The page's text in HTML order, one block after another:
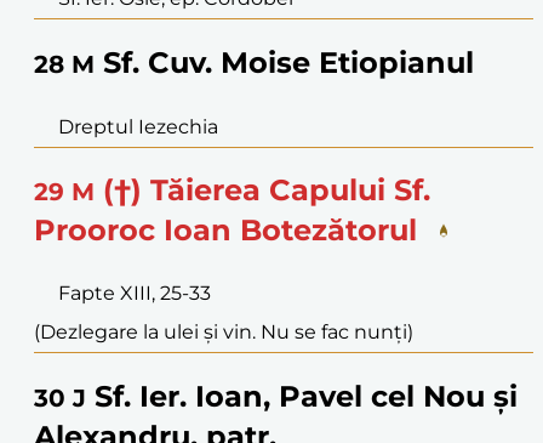
28 M Sf. Cuv. Moise Etiopianul
Dreptul Iezechia
29 M (†) Tăierea Capului Sf.
Prooroc Ioan Botezătorul
Fapte XIII, 25-33
(Dezlegare la ulei și vin. Nu se fac nunți)
30 J Sf. Ier. Ioan, Pavel cel Nou și